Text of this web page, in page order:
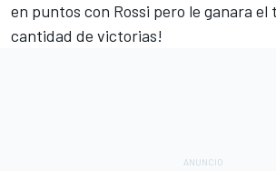
en puntos con Rossi pero le ganara el
cantidad de victorias!